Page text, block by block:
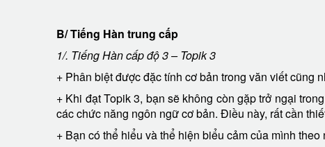
B/ Tiếng Hàn trung cấp
1/. Tiếng Hàn cấp độ 3 – Topik 3
+ Phân biệt được đặc tính cơ bản trong văn viết cũng
+ Khi đạt Topik 3, bạn sẽ không còn gặp trở ngại
các chức năng ngôn ngữ cơ bản. Điều này, rất cần
+ Bạn có thể hiểu và thể hiện biểu cảm của mình